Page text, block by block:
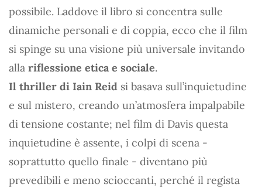
possibile. Laddove il libro si concentra sulle
dinamiche personali e di coppia, ecco che il film
si spinge su una visione più universale invitando
alla riflessione etica e sociale.
Il thriller di Iain Reid si basava sull’inquietudine
e sul mistero, creando un’atmosfera impalpabile
di tensione costante; nel film di Davis questa
inquietudine è assente, i colpi di scena -
soprattutto quello finale - diventano più
prevedibili e meno scioccanti, perché il regista